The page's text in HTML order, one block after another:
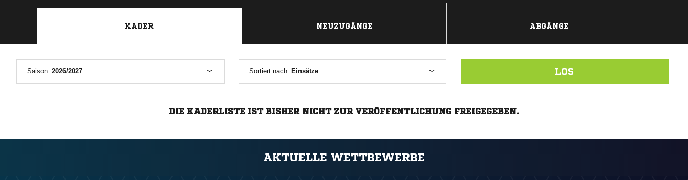
KADER NEUZUGÄNGE ABGÄNGE
Saison: 2026/2027 Sortiert nach: Einsätze LOS
DIE KADERLISTE IST BISHER NICHT ZUR VERÖFFENTLICHUNG FREIGEGEBEN.
AKTUELLE WETTBEWERBE